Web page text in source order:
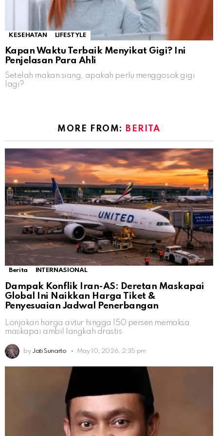
KESEHATAN LIFESTYLE
Kapan Waktu Terbaik Menyikat Gigi? Ini
Penjelasan Para Ahli
Setelah makan siang, apakah perlu menggosok gigi
lagi?
MORE FROM: BERITA
Berita INTERNASIONAL
Dampak Konflik Iran-AS: Deretan Maskapai
Global Ini Naikkan Harga Tiket &
Penyesuaian Jadwal Penerbangan
Lonjakan harga avtur hingga 150 persen memaksa
maskapai ambil langkah drastis
by Jati Sunarto May 10, 2026, 2:35 pm